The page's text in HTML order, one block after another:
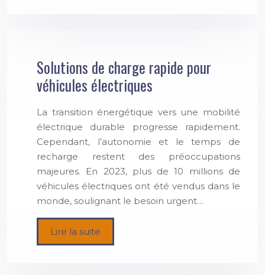
Solutions de charge rapide pour
véhicules électriques
La transition énergétique vers une mobilité
électrique durable progresse rapidement.
Cependant, l’autonomie et le temps de
recharge restent des préoccupations
majeures. En 2023, plus de 10 millions de
véhicules électriques ont été vendus dans le
monde, soulignant le besoin urgent…
Lire la suite